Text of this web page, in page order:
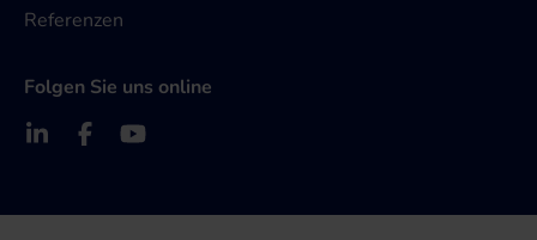
Referenzen
Folgen Sie uns online